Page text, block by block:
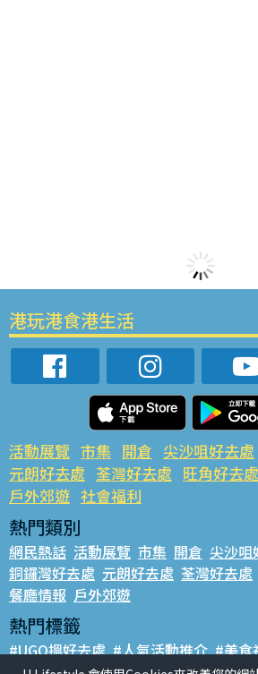
港玩港食港生活
活動展覽 市集 開倉 尖沙咀好去處
元朗好去處 荃灣好去處 旺角好去處
戶外郊遊 社會福利
熱門類別
網民熱話 活動展覽 市集 開倉 尖沙咀
銅鑼灣好去處 元朗好去處 荃灣好去處
餐廳情報 戶外郊遊
熱門標籤
#UGO搵好去處 #人氣活動推介 #美食